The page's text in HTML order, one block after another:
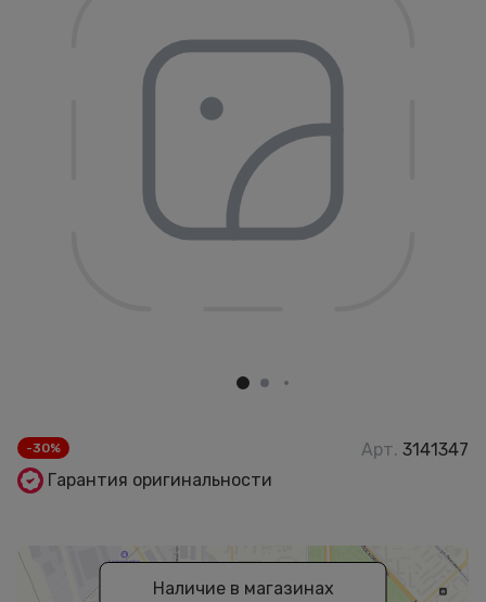
-30% Арт. 3141347
Гарантия оригинальности
Наличие в магазинах